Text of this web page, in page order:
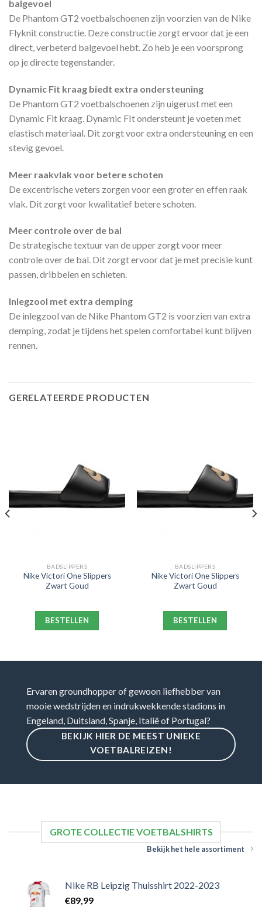
balgevoel
De Phantom GT2 voetbalschoenen zijn voorzien van de Nike
Flyknit constructie. Deze constructie zorgt ervoor dat je een
direct, verbeterd balgevoel hebt. Zo heb je een voorsprong
op je directe tegenstander.
Dynamic Fit kraag biedt extra ondersteuning
De Phantom GT2 voetbalschoenen zijn uigerust met een
Dynamic Fit kraag. Dynamic FIt ondersteunt je voeten met
elastisch materiaal. Dit zorgt voor extra ondersteuning en een
stevig gevoel.
Meer raakvlak voor betere schoten
De excentrische veters zorgen voor een groter en effen raak
vlak. Dit zorgt voor kwalitatief betere schoten.
Meer controle over de bal
De strategische textuur van de upper zorgt voor meer
controle over de bal. Dit zorgt ervoor dat je met precisie kunt
passen, dribbelen en schieten.
Inlegzool met extra demping
De inlegzool van de Nike Phantom GT2 is voorzien van extra
demping, zodat je tijdens het spelen comfortabel kunt blijven
rennen.
GERELATEERDE PRODUCTEN
BADSLIPPERS
Nike Victori One Slippers
Zwart Goud
BESTELLEN
BADSLIPPERS
Nike Victori One Slippers
Zwart Goud
BESTELLEN
Ervaren groundhopper of gewoon liefhebber van
mooie wedstrijden en indrukwekkende stadions in
Engeland, Duitsland, Spanje, Italië of Portugal?
BEKIJK HIER DE MEEST UNIEKE
VOETBALREIZEN!
GROTE COLLECTIE VOETBALSHIRTS
Bekijk het hele assortiment
Nike RB Leipzig Thuisshirt 2022-2023
€89,99